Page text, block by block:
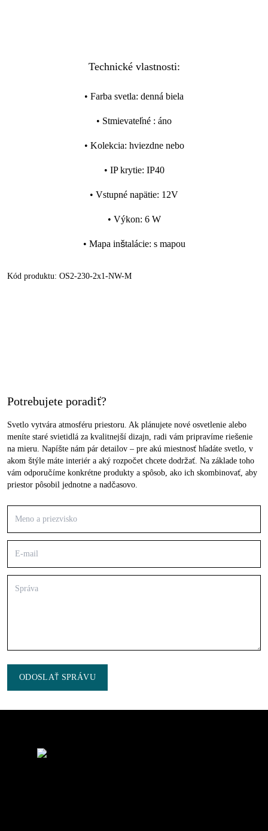
Technické vlastnosti:
• Farba svetla: denná biela
• Stmievateľné : áno
• Kolekcia: hviezdne nebo
• IP krytie: IP40
• Vstupné napätie: 12V
• Výkon: 6 W
• Mapa inštalácie: s mapou
Kód produktu: OS2-230-2x1-NW-M
Potrebujete poradiť?
Svetlo vytvára atmosféru priestoru. Ak plánujete nové osvetlenie alebo
meníte staré svietidlá za kvalitnejší dizajn, radi vám pripravíme riešenie
na mieru. Napíšte nám pár detailov – pre akú miestnosť hľadáte svetlo, v
akom štýle máte interiér a aký rozpočet chcete dodržať. Na základe toho
vám odporučíme konkrétne produkty a spôsob, ako ich skombinovať, aby
priestor pôsobil jednotne a nadčasovo.
ODOSLAŤ SPRÁVU